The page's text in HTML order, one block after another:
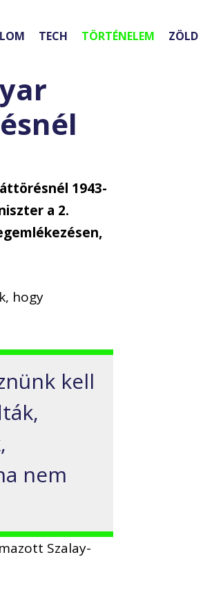
TECH TÖRTÉNELEM ZÖLD
1943-
a 2.
hogy
kell
nem
Szalay-